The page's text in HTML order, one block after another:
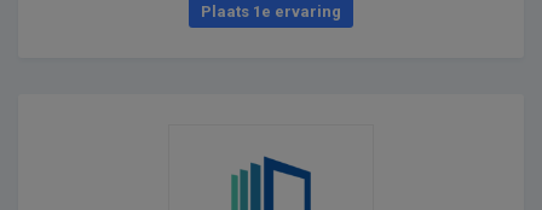
Plaats 1e ervaring